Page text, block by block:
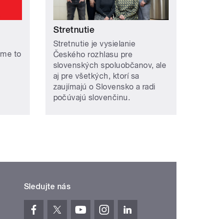
to
Stretnutie
Stretnutie je vysielanie
Českého rozhlasu pre
slovenských spoluobčanov, ale
aj pre všetkých, ktorí sa
zaujímajú o Slovensko a radi
počúvajú slovenčinu.
Sledujte nás